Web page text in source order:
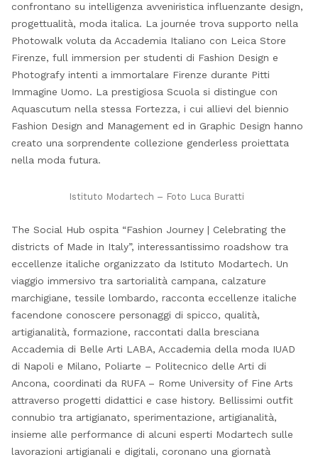
confrontano su intelligenza avveniristica influenzante design,
progettualità, moda italica. La journée trova supporto nella
Photowalk voluta da Accademia Italiano con Leica Store
Firenze, full immersion per studenti di Fashion Design e
Photografy intenti a immortalare Firenze durante Pitti
Immagine Uomo. La prestigiosa Scuola si distingue con
Aquascutum nella stessa Fortezza, i cui allievi del biennio
Fashion Design and Management ed in Graphic Design hanno
creato una sorprendente collezione genderless proiettata
nella moda futura.
Istituto Modartech – Foto Luca Buratti
The Social Hub ospita “Fashion Journey | Celebrating the
districts of Made in Italy”, interessantissimo roadshow tra
eccellenze italiche organizzato da Istituto Modartech. Un
viaggio immersivo tra sartorialità campana, calzature
marchigiane, tessile lombardo, racconta eccellenze italiche
facendone conoscere personaggi di spicco, qualità,
artigianalità, formazione, raccontati dalla bresciana
Accademia di Belle Arti LABA, Accademia della moda IUAD
di Napoli e Milano, Poliarte – Politecnico delle Arti di
Ancona, coordinati da RUFA – Rome University of Fine Arts
attraverso progetti didattici e case history. Bellissimi outfit
connubio tra artigianato, sperimentazione, artigianalità,
insieme alle performance di alcuni esperti Modartech sulle
lavorazioni artigianali e digitali, coronano una giornatà